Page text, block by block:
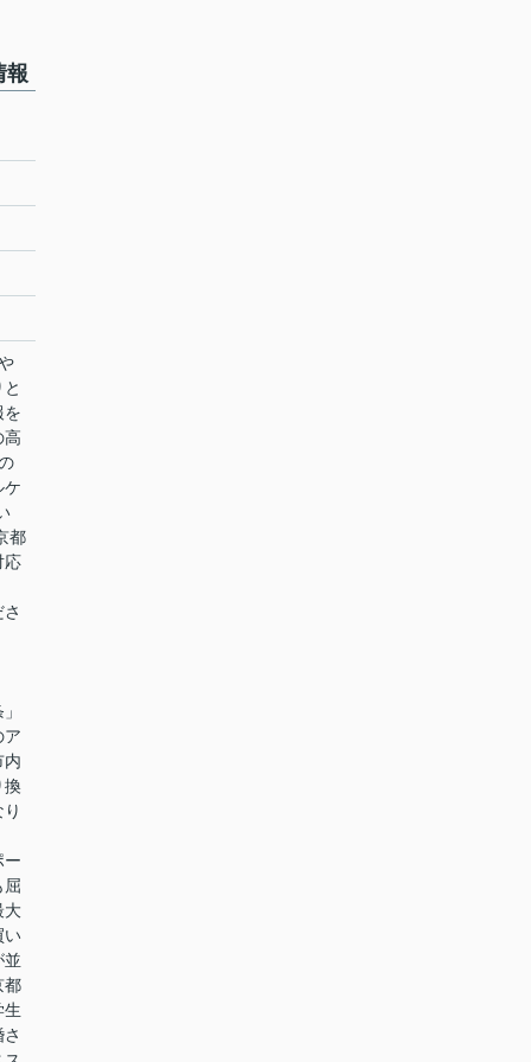
報
を
高
ケ
都
応
ア
内
換
ー
屈
大
い
並
都
生